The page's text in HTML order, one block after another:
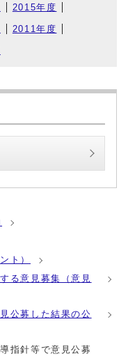
2015年度
2011年度
ト）
る意見募集（意見
公募した結果の公
指針等で意見公募